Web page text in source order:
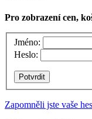
Pro zobrazení cen,
Jméno:
Heslo:
Zapomněli jste vaše